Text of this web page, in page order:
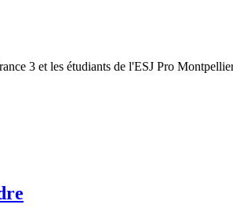
3 et les étudiants de l'ESJ Pro